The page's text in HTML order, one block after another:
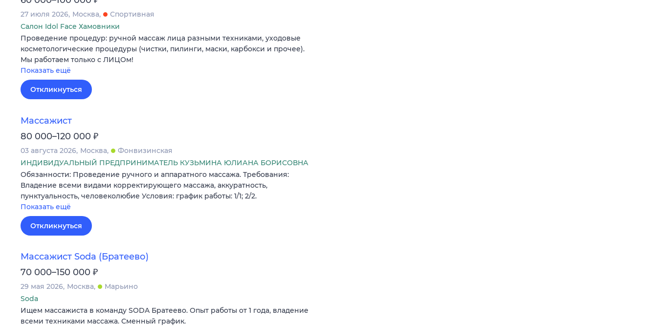
27 июля 2026 Москва
Спортивная
Салон Idol Face Хамовники
Проведение процедур: ручной массаж лица разными техниками, уходовые
косметологические процедуры (чистки, пилинги, маски, карбокси и прочее).
Мы работаем только с ЛИЦОм!
Показать ещё
Откликнуться
Массажист
80 000–120 000 ₽
03 августа 2026 Москва
Фонвизинская
ИНДИВИДУАЛЬНЫЙ ПРЕДПРИНИМАТЕЛЬ КУЗЬМИНА ЮЛИАНА БОРИСОВНА
Обязанности: Проведение ручного и аппаратного массажа. Требования:
Владение всеми видами корректирующего массажа, аккуратность,
пунктуальность, человеколюбие Условия: график работы: 1/1; 2/2.
Показать ещё
Откликнуться
Массажист Soda (Братеево)
70 000–150 000 ₽
29 мая 2026 Москва
Марьино
Soda
Ищем массажиста в команду SODA Братеево. Опыт работы от 1 года, владение
всеми техниками массажа. Сменный график.